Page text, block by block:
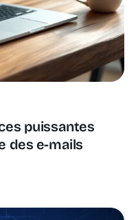
puissantes
des e-mails